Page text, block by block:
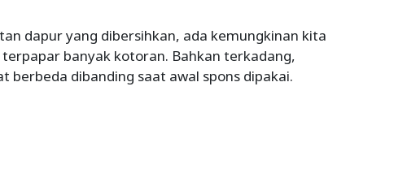
dapur yang dibersihkan, ada kemungkinan kita
banyak kotoran. Bahkan terkadang,
berbeda dibanding saat awal spons dipakai.